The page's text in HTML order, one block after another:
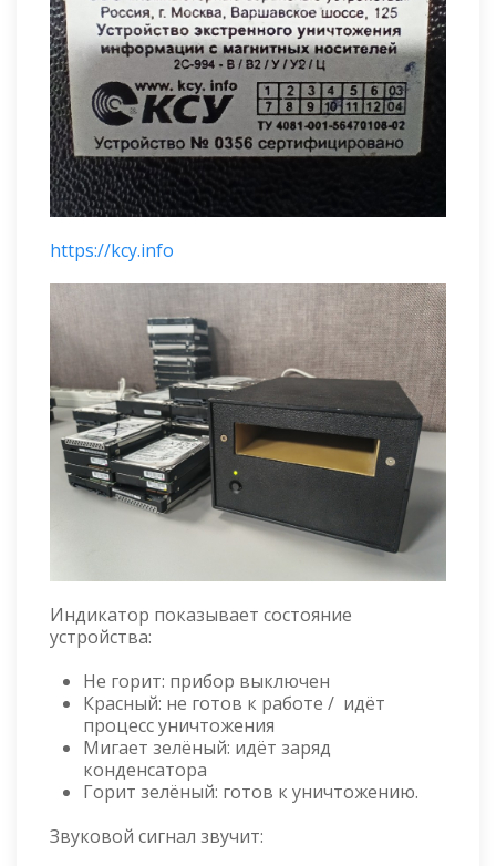
https://kcy.info
Индикатор показывает состояние
устройства:
Не горит: прибор выключен
Красный: не готов к работе / идёт
процесс уничтожения
Мигает зелёный: идёт заряд
конденсатора
Горит зелёный: готов к уничтожению.
Звуковой сигнал звучит: